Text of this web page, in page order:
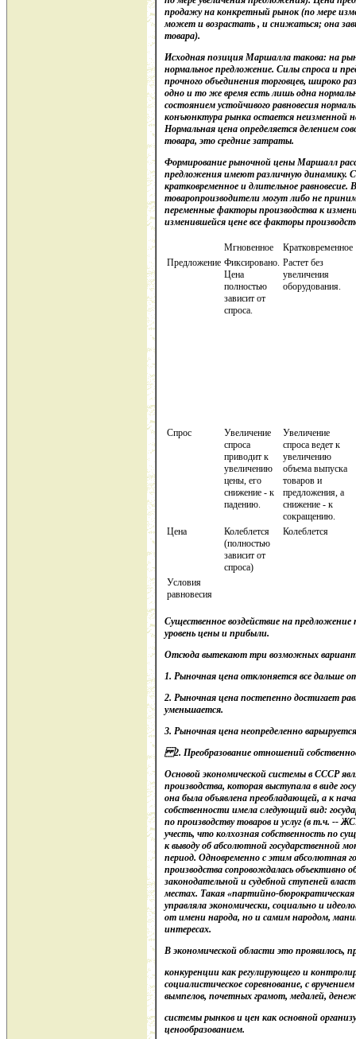
продажу на конкретный рынок (по мере
может и возрастать , и снижаться; она
товара).
Исходная позиция Маршалла такова: на
нормальное предложение. Силы спроса и
прочного объединения торговцев, широко
одно и то же время есть лишь одна
состоянием устойчивого равновесия
конъюнктура рынка остается неизменной
Нормальная цена определяется делением
товара, это средние затраты.
Формирование рыночной цены Маршалл
предложения имеют различную динамику.
кратковременное и длительное
товаропроизводители могут либо не
переменные факторы производства к
изменившейся цене все факторы
Мгновенное
Кратковременное
Предложение Фиксировано.
Цена
полностью
зависит от
спроса.
Растет без
увеличения
оборудования.
Спрос
Увеличение
спроса
приводит к
увеличению
цены, его
снижение - к
падению.
Увеличение
спроса ведет к
увеличению
объема выпуска
товаров и
предложения, а
снижение - к
сокращению.
Цена
Колеблется
(полностью
зависит от
спроса)
Колеблется
Условия
равновесия
Существенное воздействие на
уровень цены и прибыли.
Отсюда вытекают три возможных
1. Рыночная цена отклоняется все дальше
2. Рыночная цена постепенно достигает
уменьшается.
3. Рыночная цена неопределенно
2. Преобразование отношений
Основой экономической системы в СССР
производства, которая выступала в виде
она была объявлена преобладающей, а к
собственности имела следующий вид:
по производству товаров и услуг (в т.ч. --
учесть, что колхозная собственность по
к выводу об абсолютной государственной
период. Одновременно с этим абсолютная
производства сопровождалась объективно
законодательной и судебной ступеней
местах. Такая «партийно-
управляла экономически, социально и
от имени народа, но и самим народом,
интересах.
В экономической области это проявилось,
конкуренции как регулирующего и
социалистическое соревнование, с
вымпелов, почетных грамот, медалей,
системы рынков и цен как основной
ценообразованием.